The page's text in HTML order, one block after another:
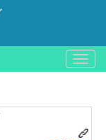
باز
و
کردن